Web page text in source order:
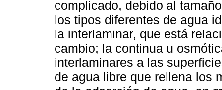
complicado, debido al
los tipos diferentes de agua
la interlaminar, que está
cambio; la continua u
interlaminares a las
de agua libre que rellena los